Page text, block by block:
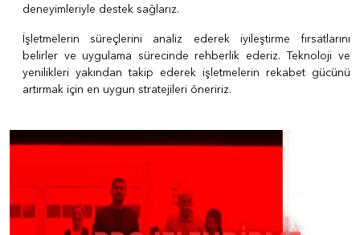
deneyimleriyle destek sağlarız.
İşletmelerin süreçlerini analiz ederek iyileştirme fırsatlarını
belirler ve uygulama sürecinde rehberlik ederiz. Teknoloji ve
yenilikleri yakından takip ederek işletmelerin rekabet gücünü
artırmak için en uygun stratejileri öneririz.